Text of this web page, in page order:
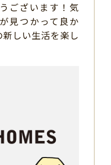
ございます！気
見つかって良か
しい生活を楽し